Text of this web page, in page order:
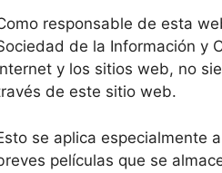
responsable de esta
de la Información y
y los sitios web, no
de este sitio web.
se aplica especialmente
películas que se